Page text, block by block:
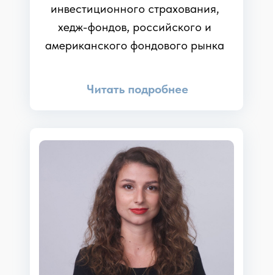
инвестиционного страхования,
хедж-фондов, российского и
американского фондового рынка
Читать подробнее